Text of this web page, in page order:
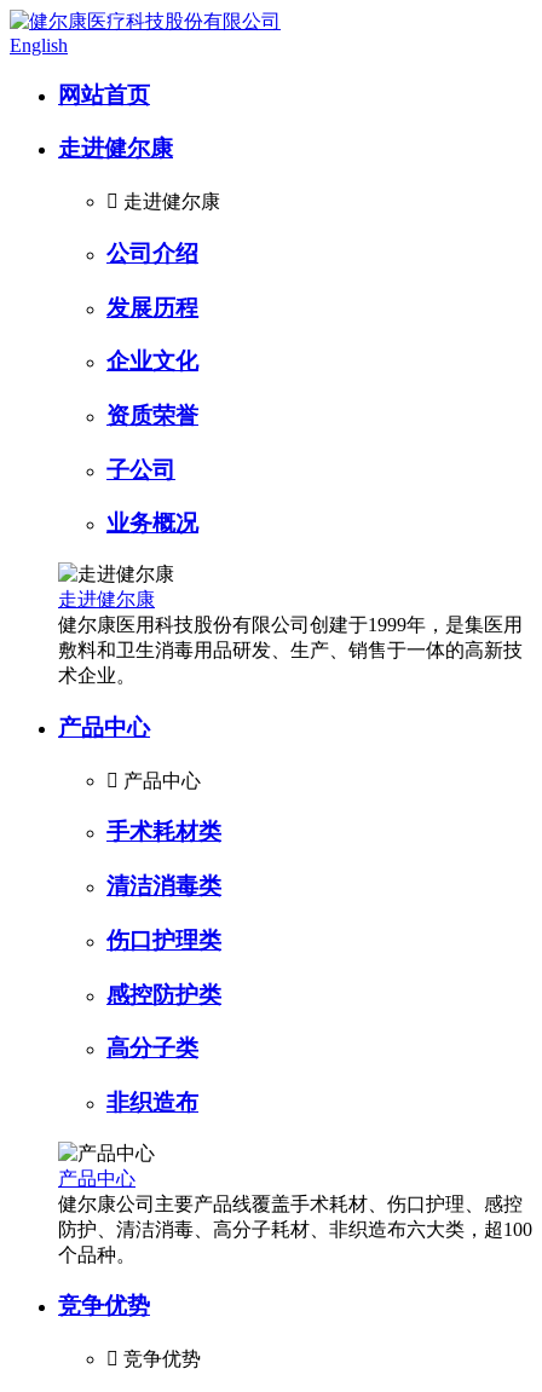
English
网站首页
走进健尔康
 走进健尔康
公司介绍
发展历程
企业文化
资质荣誉
子公司
业务概况
走进健尔康
健尔康医用科技股份有限公司创建于1999年，是集医用
敷料和卫生消毒用品研发、生产、销售于一体的高新技
术企业。
产品中心
 产品中心
手术耗材类
清洁消毒类
伤口护理类
感控防护类
高分子类
非织造布
产品中心
健尔康公司主要产品线覆盖手术耗材、伤口护理、感控
防护、清洁消毒、高分子耗材、非织造布六大类，超100
个品种。
竞争优势
 竞争优势